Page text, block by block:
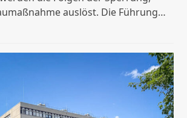
auslöst. Die Führung…